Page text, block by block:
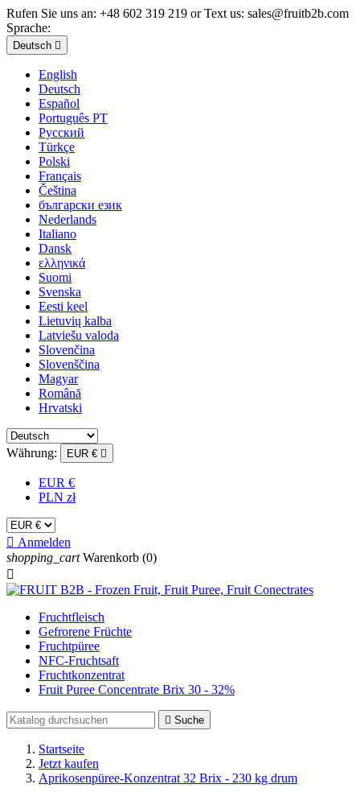
Rufen Sie uns an: +48 602 319 219 or Text us: sales@fruitb2b.com
Sprache:
Deutsch 
English
Deutsch
Español
Português PT
Русский
Türkçe
Polski
Français
Čeština
български език
Nederlands
Italiano
Dansk
ελληνικά
Suomi
Svenska
Eesti keel
Lietuvių kalba
Latviešu valoda
Slovenčina
Slovenščina
Magyar
Română
Hrvatski
Währung: EUR € 
EUR €
PLN zł
 Anmelden
shopping_cart Warenkorb (0)

Fruchtfleisch
Gefrorene Früchte
Fruchtpüree
NFC-Fruchtsaft
Fruchtkonzentrat
Fruit Puree Concentrate Brix 30 - 32%
 Suche
Startseite
Jetzt kaufen
Aprikosenpüree-Konzentrat 32 Brix - 230 kg drum